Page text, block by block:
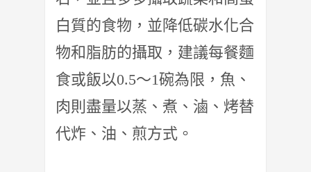
白質的食物， 並降低碳水化合
物和脂肪的攝取，建議每餐麵
食或飯以0.5～1碗為限，魚、
肉則盡量以蒸、煮、滷、烤替
代炸、油、煎方式。